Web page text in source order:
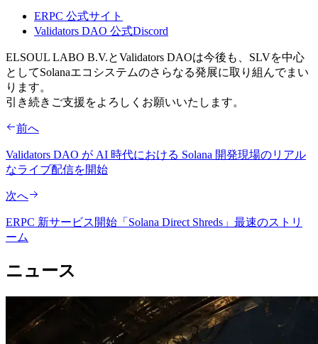
ERPC 公式サイト
Validators DAO 公式Discord
ELSOUL LABO B.V.とValidators DAOは今後も、SLVを中心
としてSolanaエコシステムのさらなる発展に取り組んでまい
ります。
引き続きご支援をよろしくお願いいたします。
前へ
Validators DAO が AI 時代における Solana 開発現場のリアル
なライブ配信を開始
次へ
ERPC 新サービス開始「Solana Direct Shreds」最速のストリ
ーム
ニュース